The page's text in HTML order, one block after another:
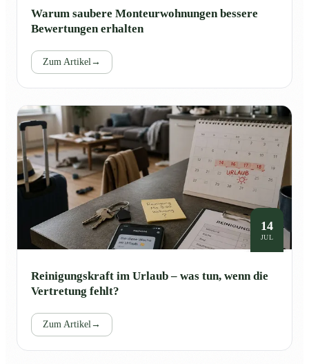
Warum saubere Monteurwohnungen bessere
Bewertungen erhalten
Zum Artikel→
14
JUL
Reinigungskraft im Urlaub – was tun, wenn die
Vertretung fehlt?
Zum Artikel→